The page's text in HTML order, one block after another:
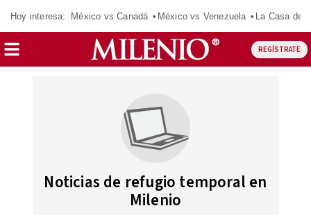
Hoy interesa: México vs Canadá México vs Venezuela La Casa de
REGÍSTRATE
Noticias de refugio temporal en
Milenio